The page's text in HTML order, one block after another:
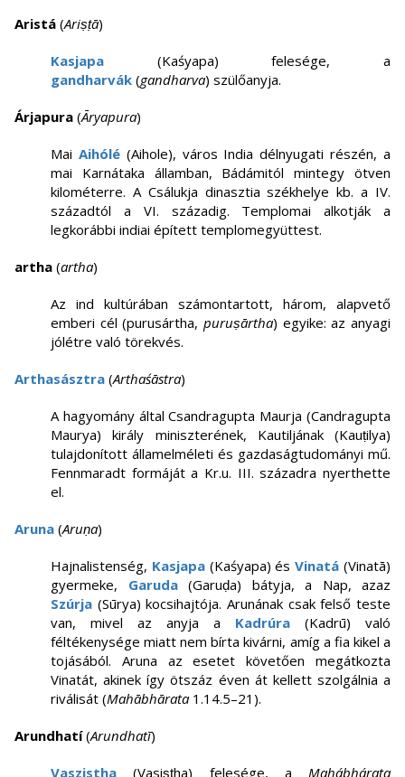
Aristá (Ariṣṭā)
Kasjapa (Kaśyapa) felesége, a
gandharvák (gandharva) szülőanyja.
Árjapura (Āryapura)
Mai Aihólé(Aihole), város India délnyugati részén, a
mai Karnátaka államban, Bádámitól mintegy ötven
kilométerre. A Csálukja dinasztia székhelye kb. a IV.
századtól a VI. századig. Templomai alkotják a
legkorábbi indiai épített templomegyüttest.
artha (artha)
Az ind kultúrában számontartott, három, alapvető
emberi cél (purusártha, puruṣārtha) egyike: az anyagi
jólétre való törekvés.
Arthasásztra (Arthaśāstra)
A hagyomány által Csandragupta Maurja (Candragupta
Maurya) király miniszterének, Kautiljának (Kauṭilya)
tulajdonított államelméleti és gazdaságtudományi mű.
Fennmaradt formáját a Kr.u. III. századra nyerthette
el.
Aruna (Aruṇa)
Hajnalistenség, Kasjapa(Kaśyapa) ésVinatá (Vinatā)
gyermeke, Garuda(Garuḍa) bátyja, a Nap, azaz
Szúrja (Sūrya) kocsihajtója. Arunának csak felső teste
van, mivel az anyja a Kadrúra (Kadrū) való
féltékenysége miatt nem bírta kivárni, amíg a fia kikel a
tojásából. Aruna az esetet követően megátkozta
Vinatát, akinek így ötszáz éven át kellett szolgálnia a
riválisát (Mahābhārata 1.14.5–21).
Arundhatí(Arundhatī)
Vaszistha (Vasiṣṭha) felesége, a Mahábhárata